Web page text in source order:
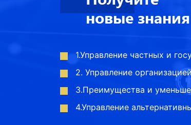
новые знания
1.Управление частных и
2. Управление
3.Преимущества и
4.Управление